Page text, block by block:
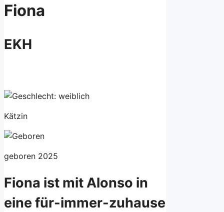
Fiona
EKH
Kätzin
geboren 2025
Fiona ist mit Alonso in
eine für-immer-zuhause